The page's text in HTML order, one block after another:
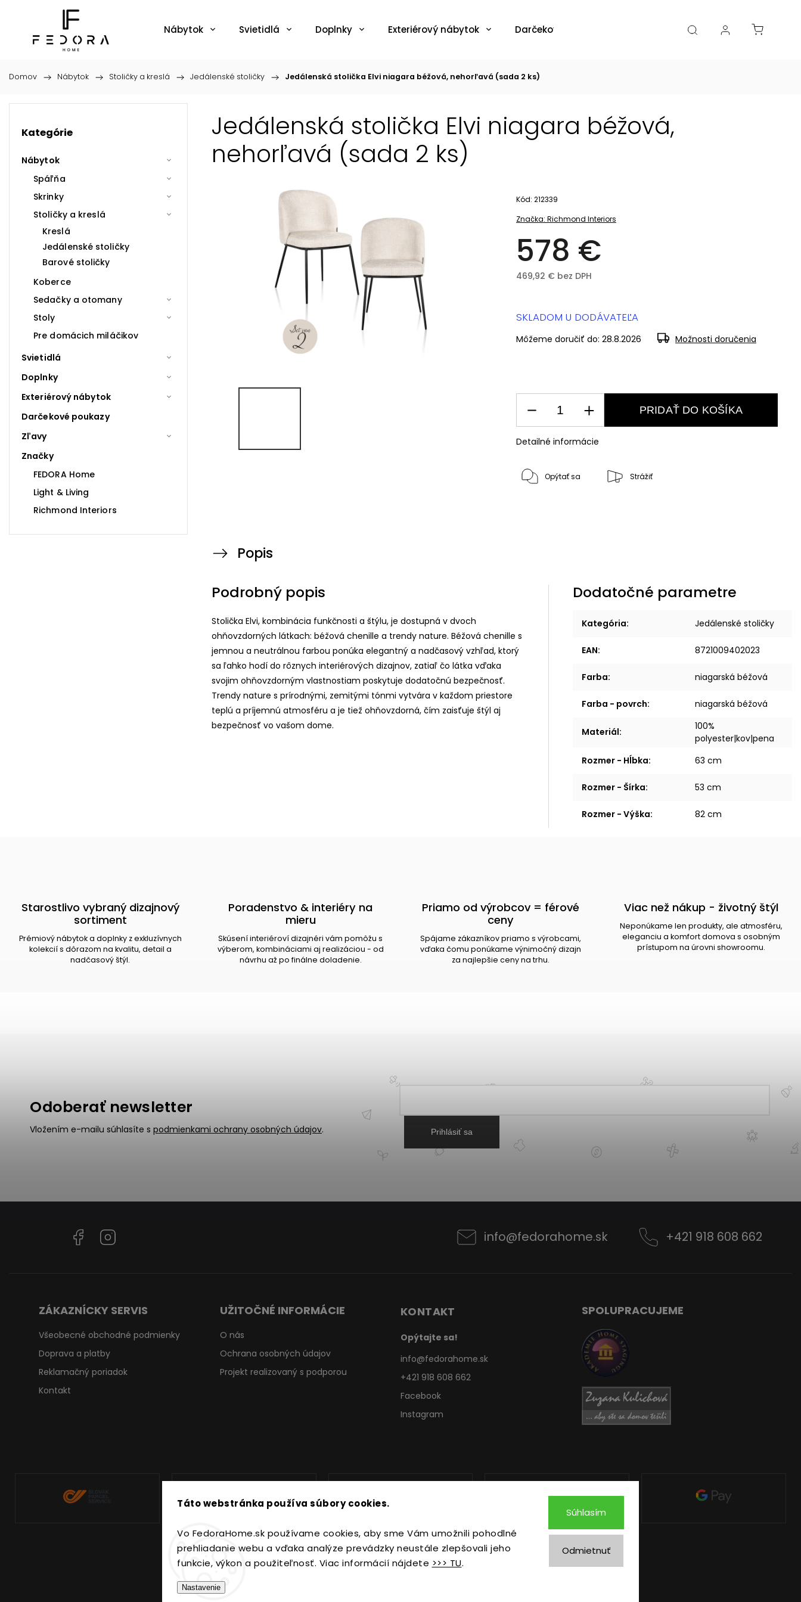
Táto webstránka používa súbory cookies.
Vo FedoraHome.sk používame cookies, aby sme Vám umožnili pohodlné
prehliadanie webu a vďaka analýze prevádzky neustále zlepšovali jeho
funkcie, výkon a použiteľnosť. Viac informácií nájdete >>> TU.
Nastavenie
Odmietnuť
Súhlasím
Nábytok Svietidlá Doplnky Exteriérový nábytok Darčekové poukazy Katalógy Blogy
Domov / Nábytok / Stoličky a kreslá / Jedálenské stoličky / Jedálenská stolička Elvi niagara béžová, nehorľavá (sada 2 ks)
Kategórie
Nábytok
Spáľňa
Skrinky
Stoličky a kreslá
Kreslá
Jedálenské stoličky
Barové stoličky
Koberce
Sedačky a otomany
Stoly
Pre domácich miláčikov
Svietidlá
Doplnky
Exteriérový nábytok
Darčekové poukazy
Zľavy
Značky
FEDORA Home
Light & Living
Richmond Interiors
Jedálenská stolička Elvi niagara béžová,
nehorľavá (sada 2 ks)
Značka: Richmond Interiors
578 €
469,92 € bez DPH
Kód: 212339
SKLADOM U DODÁVATEĽA
Môžeme doručiť do: 28.8.2026 Možnosti doručenia
PRIDAŤ DO KOŠÍKA
Detailné informácie
Opýtať sa Strážiť
Popis
Podrobný popis
Stolička Elvi, kombinácia funkčnosti a štýlu, je dostupná v dvoch
ohňovzdorných látkach: béžová chenille a trendy nature. Béžová chenille s
jemnou a neutrálnou farbou ponúka elegantný a nadčasový vzhľad, ktorý
sa ľahko hodí do rôznych interiérových dizajnov, zatiaľ čo látka vďaka
svojim ohňovzdorným vlastnostiam poskytuje dodatočnú bezpečnosť.
Trendy nature s prírodnými, zemitými tónmi vytvára v každom priestore
teplú a príjemnú atmosféru a je tiež ohňovzdorná, čím zaisťuje štýl aj
bezpečnosť vo vašom dome.
Dodatočné parametre
Kategória: Jedálenské stoličky
EAN: 8721009402023
Farba: niagarská béžová
Farba - povrch: niagarská béžová
Materiál:
100%
polyester|kov|pena
Rozmer - Hĺbka: 63 cm
Rozmer - Šírka: 53 cm
Rozmer - Výška: 82 cm
Starostlivo vybraný dizajnový
sortiment
Prémiový nábytok a doplnky z exkluzívnych
kolekcií s dôrazom na kvalitu, detail a
nadčasový štýl.
Poradenstvo & interiéry na
mieru
Skúsení interiéroví dizajnéri vám pomôžu s
výberom, kombináciami aj realizáciou - od
návrhu až po finálne doladenie.
Priamo od výrobcov = férové
ceny
Spájame zákazníkov priamo s výrobcami,
vďaka čomu ponúkame výnimočný dizajn
za najlepšie ceny na trhu.
Viac než nákup - životný štýl
Neponúkame len produkty, ale atmosféru,
eleganciu a komfort domova s osobným
prístupom na úrovni showroomu.
Odoberať newsletter
Vložením e-mailu súhlasíte s podmienkami ochrany osobných údajov. Prihlásiť sa
Facebook info@fedorahome.sk +421 918 608 662
ZÁKAZNÍCKY SERVIS
Všeobecné obchodné podmienky
Doprava a platby
Reklamačný poriadok
Kontakt
UŽITOČNÉ INFORMÁCIE
O nás
Ochrana osobných údajov
Projekt realizovaný s podporou
KONTAKT
Opýtajte sa!
info@fedorahome.sk
+421 918 608 662
Facebook
Instagram
SPOLUPRACUJEME
Copyright 2026FedoraHome.sk. Všetky práva vyhradené.